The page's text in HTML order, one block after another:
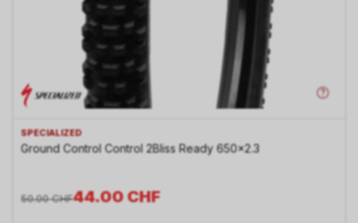
SPECIALIZED
Ground Control Control 2Bliss Ready 650x2.3
44.00CHF
50.00 CHF